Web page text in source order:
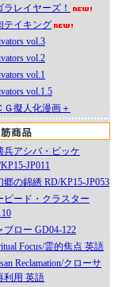
ラレイヤーズ！
テイキング
vol.3
vol.2
vol.1
vol.1.5
Ｇ擬人化漫画＋
兵アシバ・ビッケ
JP011
郷の錦綉 RD/KP15-JP053
ピード・クラスター
ブロー GD04-122
Focus/霊的焦点 英語
Reclamation/クローサ
利用 英語